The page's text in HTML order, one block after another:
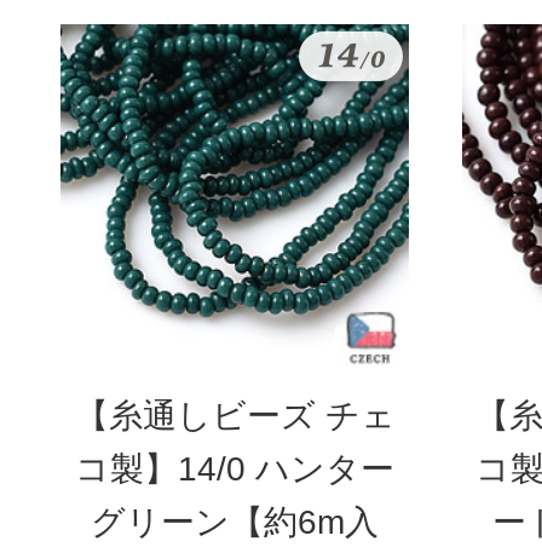
【糸通しビーズ チェ
コ製】14/0 ハンター
グリーン【約6m入
【
コ
ー